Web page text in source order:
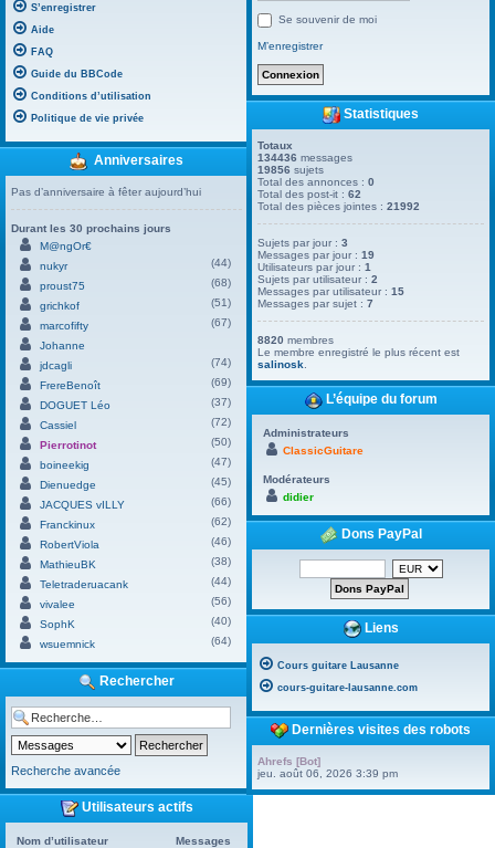
S’enregistrer
Aide
FAQ
Guide du BBCode
Conditions d’utilisation
Politique de vie privée
Anniversaires
Pas d’anniversaire à fêter aujourd’hui
Durant les 30 prochains jours
M@ngOr€
nukyr
(44)
proust75
(68)
grichkof
(51)
marcofifty
(67)
Johanne
jdcagli
(74)
FrereBenoît
(69)
DOGUET Léo
(37)
Cassiel
(72)
Pierrotinot
(50)
boineekig
(47)
Dienuedge
(45)
JACQUES vILLY
(66)
Franckinux
(62)
RobertViola
(46)
MathieuBK
(38)
Teletraderuacank
(44)
vivalee
(56)
SophK
(40)
wsuemnick
(64)
Rechercher
Recherche avancée
Utilisateurs actifs
Nom d’utilisateur
Messages
Se souvenir de moi
M’enregistrer
Statistiques
Totaux
134436 messages
19856 sujets
Total des annonces :0
Total des post-it :62
Total des pièces jointes :21992
Sujets par jour :3
Messages par jour :19
Utilisateurs par jour :1
Sujets par utilisateur :2
Messages par utilisateur :15
Messages par sujet :7
8820 membres
Le membre enregistré le plus récent est
salinosk
L’équipe du forum
Administrateurs
ClassicGuitare
Modérateurs
didier
Dons PayPal
Liens
Cours guitare Lausanne
cours-guitare-lausanne.com
Dernières visites des robots
Ahrefs [Bot]
jeu. août 06, 2026 3:39 pm